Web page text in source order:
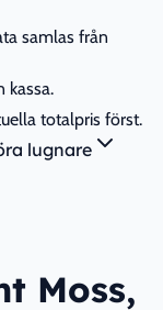
samlas från
kassa.
totalpris först.
lugnare
Moss,